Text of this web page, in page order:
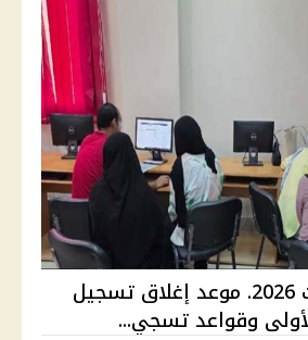
تنسيق الجامعات 2026. موعد إغلاق تسجيل
وقواعد تسجي...